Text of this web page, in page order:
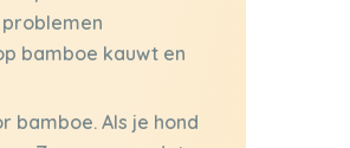
bamboe kauwt en
bamboe. Als je hond